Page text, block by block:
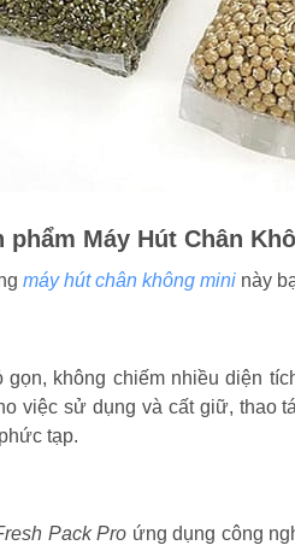
Máy Hút Chân
máy hút chân không mini này
gọn, không chiếm nhiều diện
việc sử dụng và cất giữ, thao
tạp.
Pack Pro ứng dụng công